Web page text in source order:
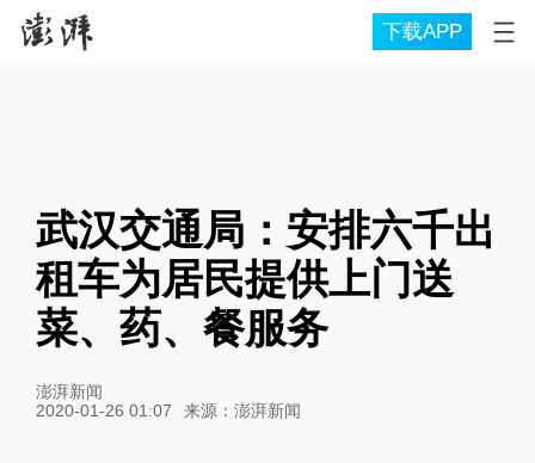
下载APP
武汉交通局：安排六千出
租车为居民提供上门送
菜、药、餐服务
澎湃新闻
2020-01-26 01:07
来源： 澎湃新闻